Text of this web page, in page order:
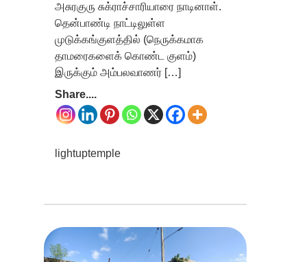
அசுரகுரு சுக்ராச்சாரியாரை நாடினாள்.
தென்பாண்டி நாட்டிலுள்ள
முடுக்கங்குளத்தில் (நெருக்கமாக
தாமரைகளைக் கொண்ட குளம்)
இருக்கும் அம்பலவாணர் […]
Share....
lightuptemple